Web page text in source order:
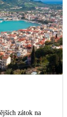
zátok na